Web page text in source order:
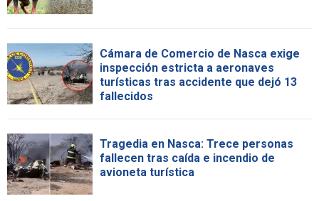
Cámara de Comercio de Nasca exige
inspección estricta a aeronaves
turísticas tras accidente que dejó 13
fallecidos
Tragedia en Nasca: Trece personas
fallecen tras caída e incendio de
avioneta turística